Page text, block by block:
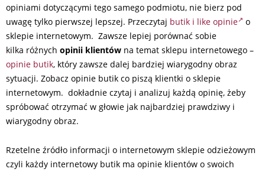
opiniami dotyczącymi tego samego podmiotu, nie bierz pod
uwagę tylko pierwszej lepszej. Przeczytaj butik i like opinie
o
sklepie internetowym. Zawsze lepiej porównać sobie
kilka różnych opinii klientów na temat sklepu internetowego –
opinie butik, który zawsze dalej bardziej wiarygodny obraz
sytuacji. Zobacz opinie butik co piszą klientki o sklepie
internetowym. dokładnie czytaj i analizuj każdą opinię, żeby
spróbować otrzymać w głowie jak najbardziej prawdziwy i
wiarygodny obraz.
Rzetelne źródło informacji o internetowym sklepie odzieżowym
czyli każdy internetowy butik ma opinie klientów o swoich